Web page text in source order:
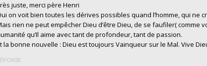
juste, merci père Henri
on voit bien toutes les dérives possibles quand l’homme, qui ne
rien ne peut empêcher Dieu d’être Dieu, de se faufiler(
qu’Il aime avec tant de profondeur, tant de passion.
la bonne nouvelle : Dieu est toujours Vainqueur sur le Mal. Vive